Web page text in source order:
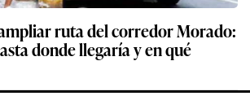
ruta del corredor Morado:
donde llegaría y en qué